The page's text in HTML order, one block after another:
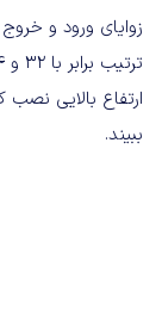
زوایای ورود و
ارتفاع بالایی
ببیند.